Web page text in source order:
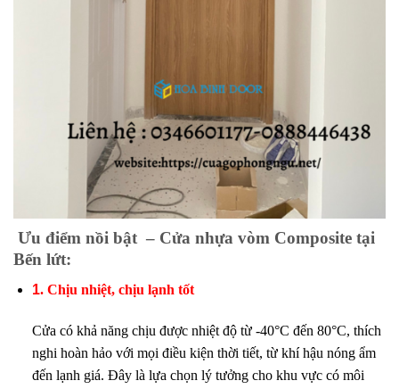
Ưu điểm nồi bật – Cửa nhựa vòm Composite tại
Bến lứt:
1. Chịu nhiệt, chịu lạnh tốt
Cửa có khả năng chịu được nhiệt độ từ -40°C đến 80°C, thích
nghi hoàn hảo với mọi điều kiện thời tiết, từ khí hậu nóng ẩm
đến lạnh giá. Đây là lựa chọn lý tưởng cho khu vực có môi